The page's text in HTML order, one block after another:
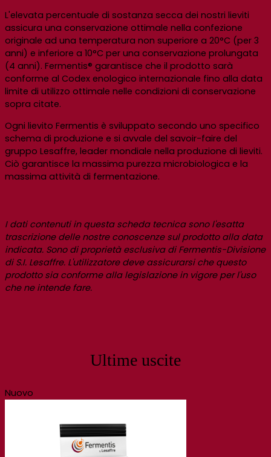
L'elevata percentuale di sostanza secca dei nostri lieviti
assicura una conservazione ottimale nella confezione
originale ad una temperatura non superiore a 20°C (per 3
anni) e inferiore a 10°C per una conservazione prolungata
(4 anni). Fermentis® garantisce che il prodotto sarà
conforme al Codex enologico internazionale fino alla data
limite di utilizzo ottimale nelle condizioni di conservazione
sopra citate.
Ogni lievito Fermentis è sviluppato secondo uno specifico
schema di produzione e si avvale del savoir-faire del
gruppo Lesaffre, leader mondiale nella produzione di lieviti.
Ciò garantisce la massima purezza microbiologica e la
massima attività di fermentazione.
I dati contenuti in questa scheda tecnica sono l'esatta
trascrizione delle nostre conoscenze sul prodotto alla data
indicata. Sono di proprietà esclusiva di Fermentis-Divisione
di S.I. Lesaffre. L'utilizzatore deve assicurarsi che questo
prodotto sia conforme alla legislazione in vigore per l'uso
che ne intende fare.
Ultime uscite
Nuovo